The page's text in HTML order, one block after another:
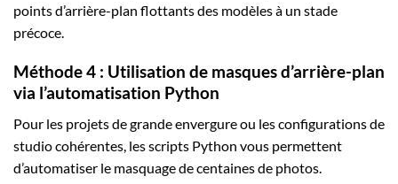
points d’arrière-plan flottants des modèles à un stade
précoce.
Méthode 4 : Utilisation de masques d’arrière-plan
via l’automatisation Python
Pour les projets de grande envergure ou les configurations de
studio cohérentes, les scripts Python vous permettent
d’automatiser le masquage de centaines de photos.